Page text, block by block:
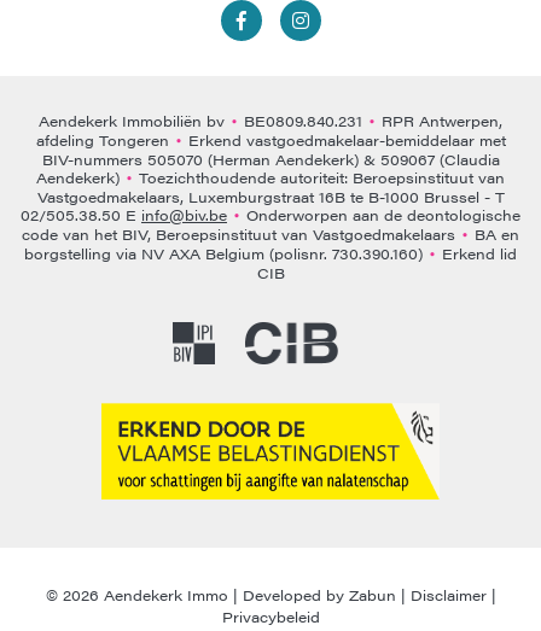
Aendekerk Immobiliën bv • BE0809.840.231 • RPR Antwerpen,
afdeling Tongeren • Erkend vastgoedmakelaar-bemiddelaar met
BIV-nummers 505070 (Herman Aendekerk) & 509067 (Claudia
Aendekerk) • Toezichthoudende autoriteit: Beroepsinstituut van
Vastgoedmakelaars, Luxemburgstraat 16B te B-1000 Brussel - T
02/505.38.50 E info@biv.be • Onderworpen aan de deontologische
code van het BIV, Beroepsinstituut van Vastgoedmakelaars • BA en
borgstelling via NV AXA Belgium (polisnr. 730.390.160) • Erkend lid
CIB
© 2026 Aendekerk Immo | Developed by Zabun | Disclaimer|
Privacybeleid